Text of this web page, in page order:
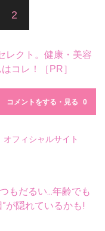
2
レクト。健康・美容
コレ！［PR］
コメントをする・見る
オフィシャルサイト
もだるい...年齢でも
が隠れているかも!